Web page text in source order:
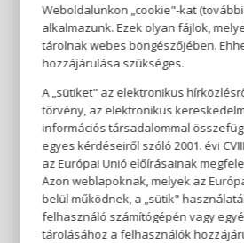
Weboldalunkon „cookie"-kat
alkalmazunk. Ezek olyan fájlok,
tárolnak webes böngészőjében.
hozzájárulása szükséges.
A „sütiket" az elektronikus
törvény, az elektronikus
információs társadalommal
egyes kérdéseiről szóló 2001. évi
az Európai Unió előírásainak
Azon weblapoknak, melyek az
belül működnek, a „sütik"
felhasználó számítógépén vagy
tárolásához a felhasználók